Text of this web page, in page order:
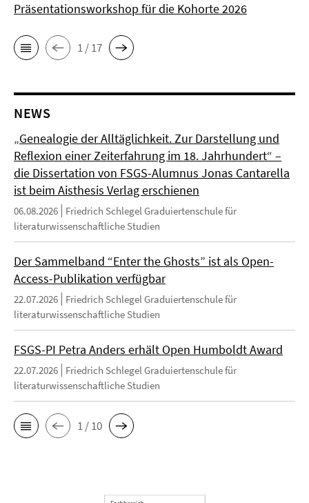
Präsentationsworkshop für die Kohorte 2026
1 / 17
NEWS
„Genealogie der Alltäglichkeit. Zur Darstellung und
Reflexion einer Zeiterfahrung im 18. Jahrhundert“ –
die Dissertation von FSGS-Alumnus Jonas Cantarella
ist beim Aisthesis Verlag erschienen
06.08.2026
Friedrich Schlegel Graduiertenschule für
literaturwissenschaftliche Studien
Der Sammelband “Enter the Ghosts” ist als Open-
Access-Publikation verfügbar
22.07.2026
Friedrich Schlegel Graduiertenschule für
literaturwissenschaftliche Studien
FSGS-PI Petra Anders erhält Open Humboldt Award
22.07.2026
Friedrich Schlegel Graduiertenschule für
literaturwissenschaftliche Studien
1 / 10